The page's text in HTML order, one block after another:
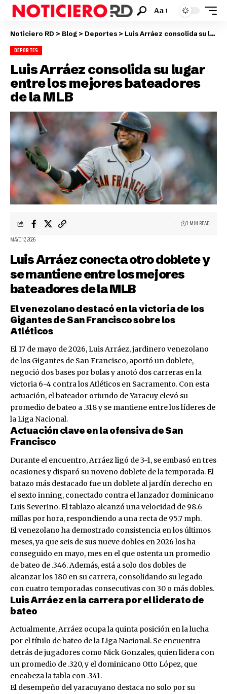
Aa
Noticiero RD > Blog > Deportes > Luis Arráez consolida su lugar entre los mejores bateadores de la MLB
DEPORTES
Luis Arráez consolida su lugar
entre los mejores bateadores
de la MLB
MAYO 17, 2026
3 MIN READ
Luis Arráez conecta otro doblete y
se mantiene entre los mejores
bateadores de la MLB
El venezolano destacó en la victoria de los
Gigantes de San Francisco sobre los
Atléticos
El 17 de mayo de 2026, Luis Arráez, jardinero venezolano
de los Gigantes de San Francisco, aportó un doblete,
negoció dos bases por bolas y anotó dos carreras en la
victoria 6-4 contra los Atléticos en Sacramento. Con esta
actuación, el bateador oriundo de Yaracuy elevó su
promedio de bateo a .318 y se mantiene entre los líderes de
la Liga Nacional.
Actuación clave en la ofensiva de San
Francisco
Durante el encuentro, Arráez ligó de 3-1, se embasó en tres
ocasiones y disparó su noveno doblete de la temporada. El
batazo más destacado fue un doblete al jardín derecho en
el sexto inning, conectado contra el lanzador dominicano
Luis Severino. El tablazo alcanzó una velocidad de 98.6
millas por hora, respondiendo a una recta de 95.7 mph.
El venezolano ha demostrado consistencia en los últimos
meses, ya que seis de sus nueve dobles en 2026 los ha
conseguido en mayo, mes en el que ostenta un promedio
de bateo de .346. Además, está a solo dos dobles de
alcanzar los 180 en su carrera, consolidando su legado
con cuatro temporadas consecutivas con 30 o más dobles.
Luis Arráez en la carrera por el liderato de
bateo
Actualmente, Arráez ocupa la quinta posición en la lucha
por el título de bateo de la Liga Nacional. Se encuentra
detrás de jugadores como Nick Gonzales, quien lidera con
un promedio de .320, y el dominicano Otto López, que
encabeza la tabla con .341.
El desempeño del yaracuyano destaca no solo por su